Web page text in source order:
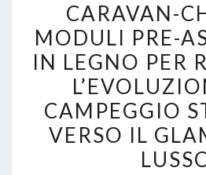
A
R
A
V
A
-
C
CARAVAN-
MODULI PRE-
IN LEGNO PER
CAMPEGGIO
VERSO IL